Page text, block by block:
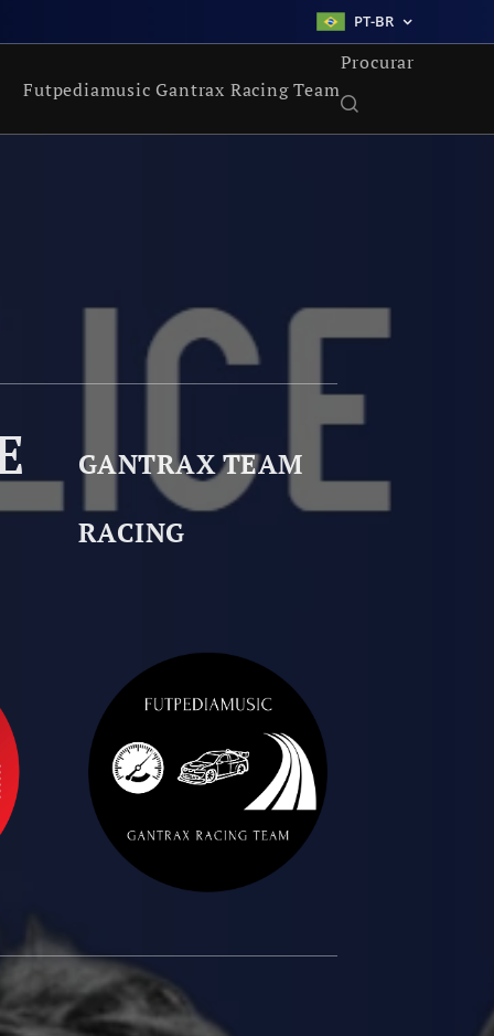
PT-BR
Futpediamusic Gantrax Racing Team
Procurar
GANTRAX TEAM
RACING